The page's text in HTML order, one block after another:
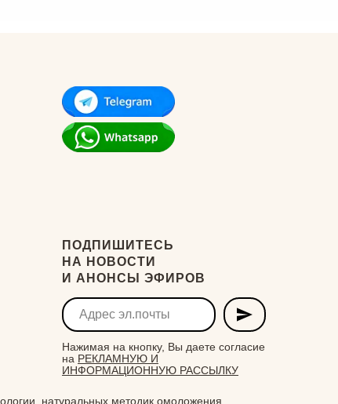
ПОДПИШИТЕСЬ
НА НОВОСТИ
И АНОНСЫ ЭФИРОВ
Нажимая на кнопку, Вы даете согласие
на РЕКЛАМНУЮ И
ИНФОРМАЦИОННУЮ РАССЫЛКУ
натуральных методик омоложения,